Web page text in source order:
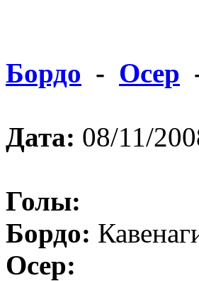
Бордо - Осер
Дата: 08/11/
Голы:
Бордо:
Осер: